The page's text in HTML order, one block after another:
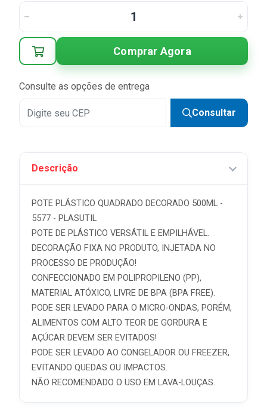
Comprar Agora
Consulte as opções de entrega
Consultar
Descrição
POTE PLÁSTICO QUADRADO DECORADO 500ML -
5577 - PLASUTIL
POTE DE PLÁSTICO VERSÁTIL E EMPILHÁVEL.
DECORAÇÃO FIXA NO PRODUTO, INJETADA NO
PROCESSO DE PRODUÇÃO!
CONFECCIONADO EM POLIPROPILENO (PP),
MATERIAL ATÓXICO, LIVRE DE BPA (BPA FREE).
PODE SER LEVADO PARA O MICRO-ONDAS, PORÉM,
ALIMENTOS COM ALTO TEOR DE GORDURA E
AÇÚCAR DEVEM SER EVITADOS!
PODE SER LEVADO AO CONGELADOR OU FREEZER,
EVITANDO QUEDAS OU IMPACTOS.
NÃO RECOMENDADO O USO EM LAVA-LOUÇAS.